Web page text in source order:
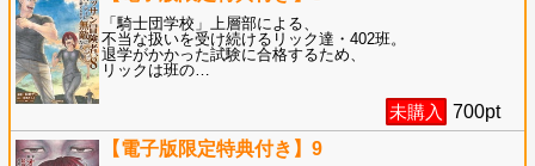
「騎士団学校」上層部による、
不当な扱いを受け続けるリック達・402班。
退学がかかった試験に合格するため、
リックは班の
未購入 700pt
【電子版限定特典付き】9